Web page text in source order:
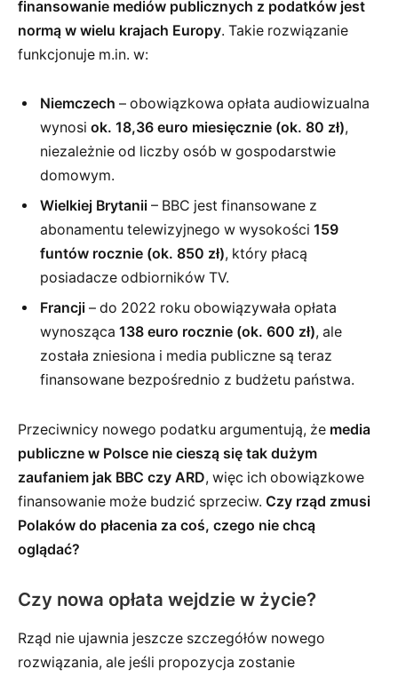
finansowanie mediów publicznych z podatków jest
normą w wielu krajach Europy. Takie rozwiązanie
funkcjonuje m.in. w:
Niemczech – obowiązkowa opłata audiowizualna
wynosi ok. 18,36 euro miesięcznie (ok. 80 zł),
niezależnie od liczby osób w gospodarstwie
domowym.
Wielkiej Brytanii – BBC jest finansowane z
abonamentu telewizyjnego w wysokości 159
funtów rocznie (ok. 850 zł), który płacą
posiadacze odbiorników TV.
Francji – do 2022 roku obowiązywała opłata
wynosząca 138 euro rocznie (ok. 600 zł), ale
została zniesiona i media publiczne są teraz
finansowane bezpośrednio z budżetu państwa.
Przeciwnicy nowego podatku argumentują, że media
publiczne w Polsce nie cieszą się tak dużym
zaufaniem jak BBC czy ARD, więc ich obowiązkowe
finansowanie może budzić sprzeciw. Czy rząd zmusi
Polaków do płacenia za coś, czego nie chcą
oglądać?
Czy nowa opłata wejdzie w życie?
Rząd nie ujawnia jeszcze szczegółów nowego
rozwiązania, ale jeśli propozycja zostanie